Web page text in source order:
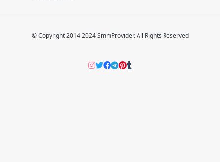
© Copyright 2014-2024 SmmProvider. All Rights Reserved
Instagram
Twitter
Facebook
Telegram
Pinterers
Tumblr